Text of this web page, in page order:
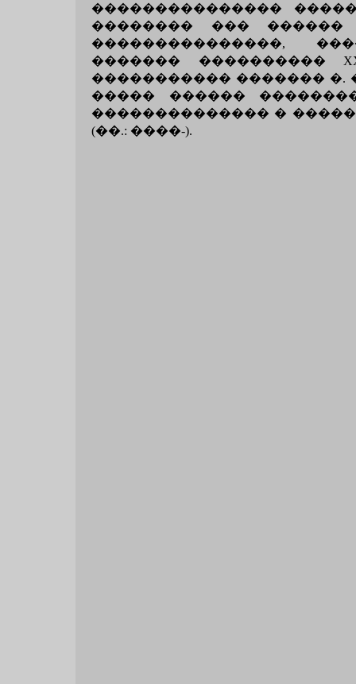
���������������
�������� ��� ������
���������������,
������� ����������
����������� ������� �.
����� ������
�������������� �
(��.: ����-).